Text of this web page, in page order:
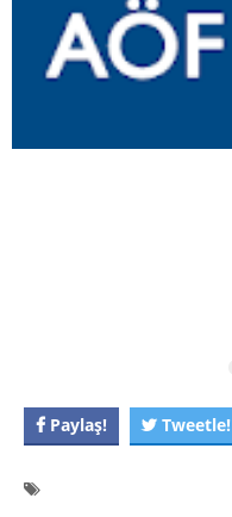
Paylaş! Tweetle!